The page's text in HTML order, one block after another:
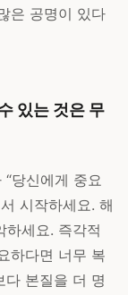
은 공명이 있다
있는 것은 무
“당신에게 중요
시작하세요. 해
하세요. 즉각적
하다면 너무 복
다 본질을 더 명